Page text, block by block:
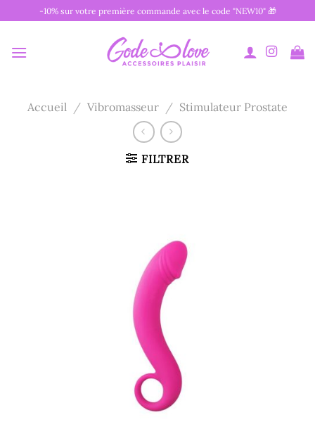
au
-10% sur votre première commande avec le code "NEW10" 🎁
Accueil / Vibromasseur / Stimulateur Prostate
FILTRER